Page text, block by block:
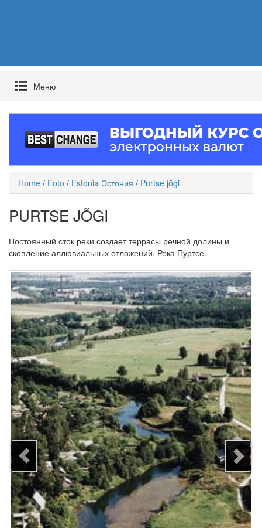
Mеню
Home / Foto / Estonia Эстония / Purtse jõgi
PURTSE JÕGI
Постоянный сток реки создает террасы речной долины и
скопление аллювиальных отложений. Река Пуртсе.